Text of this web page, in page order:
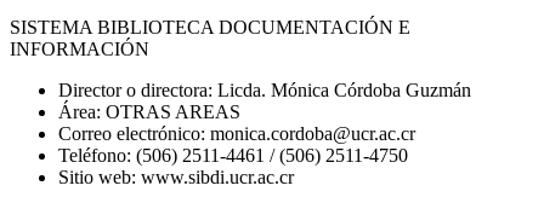
SISTEMA BIBLIOTECA DOCUMENTACIÓN E
INFORMACIÓN
Director o directora: Licda. Mónica Córdoba Guzmán
Área: OTRAS AREAS
Correo electrónico: monica.cordoba@ucr.ac.cr
Teléfono: (506) 2511-4461 / (506) 2511-4750
Sitio web: www.sibdi.ucr.ac.cr